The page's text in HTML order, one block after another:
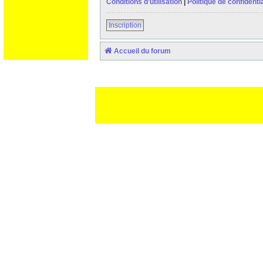
Conditions d’utilisation
Politique de
Inscription
Accueil du forum